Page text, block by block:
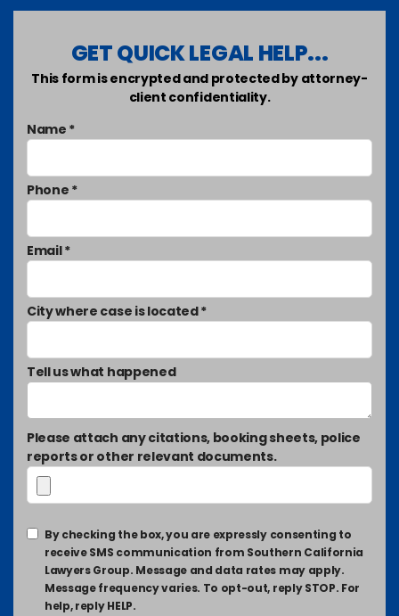
GET QUICK LEGAL HELP...
This form is encrypted and protected by attorney-
client confidentiality.
Name *
Phone *
Email *
City where case is located *
Tell us what happened
Please attach any citations, booking sheets, police
reports or other relevant documents.
By checking the box, you are expressly consenting to
receive SMS communication from Southern California
Lawyers Group. Message and data rates may apply.
Message frequency varies. To opt-out, reply STOP. For
help, reply HELP.